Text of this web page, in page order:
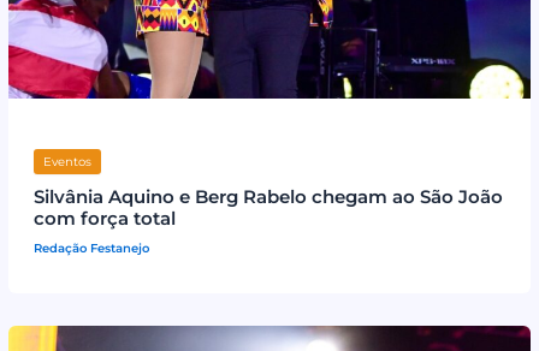
Eventos
Silvânia Aquino e Berg Rabelo chegam ao São João
com força total
Redação Festanejo